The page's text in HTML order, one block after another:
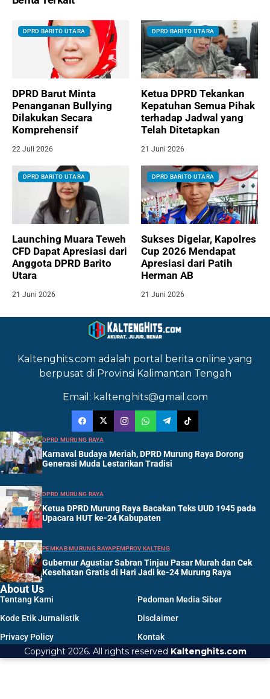
DPRD BARITO UTARA
DPRD Barut Minta
Penanganan Bullying
Dilakukan Secara
Komprehensif
22 Juli 2026
DPRD BARITO UTARA
Ketua DPRD Tekankan
Kepatuhan Semua Pihak
terhadap Jadwal yang
Telah Ditetapkan
21 Juni 2026
DPRD BARITO UTARA
Launching Muara Teweh
CFD Dapat Apresiasi dari
Anggota DPRD Barito
Utara
21 Juni 2026
DPRD BARITO UTARA
Sukses Digelar, Kapolres
Cup 2026 Mendapat
Apresiasi dari Patih
Herman AB
21 Juni 2026
Kaltenghits.com adalah portal berita online yang
berpusat di Provinsi Kalimantan Tengah
Email: kaltenghits@gmail.com
DPRD MURUNG RAYA
Karnaval Budaya Meriah, DPRD Murung Raya Dorong
Generasi Muda Lestarikan Tradisi
DPRD MURUNG RAYA
Ketua DPRD Murung Raya Bacakan Teks UUD 1945 pada
Upacara HUT ke-24 Kabupaten
PEMKAB MURUNG RAYAPEMPROV KALTENG
Gubernur Agustiar Sabran Tinjau Pasar Murah dan Cek
Kesehatan Gratis di Hari Jadi ke-24 Murung Raya
About Us
Tentang Kami
Pedoman Media Siber
Kode Etik Jurnalistik
Disclaimer
Privacy Policy
Kontak
Copyright 2026. All rights reserved Kaltenghits.com